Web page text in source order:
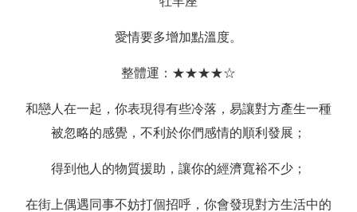
愛情要多增加點溫度。
整體運：★★★★☆
和戀人在一起，你表現得有些冷落，易讓對方產生一種
被忽略的感覺，不利於你們感情的順利發展；
得到他人的物質援助，讓你的經濟寬裕不少；
在街上偶遇同事不妨打個招呼，你會發現對方生活中的